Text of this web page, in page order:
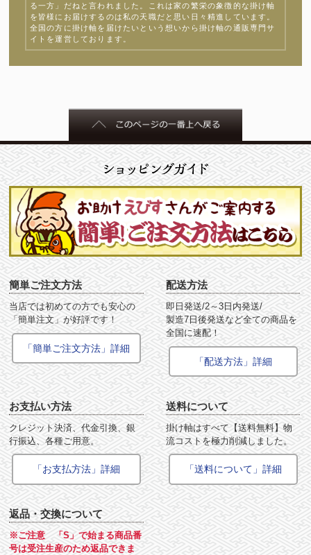
る一方」だねと言われました。これは家の繁栄の象徴的な掛け軸
を皆様にお届けするのは私の天職だと思い日々精進しています。
全国の方に掛け軸を届けたいという想いから掛け軸の通販専門サ
イトを運営しております。
簡単ご注文方法
当店では初めての方でも安心の
「簡単注文」が好評です！
「簡単ご注文方法」詳細
配送方法
即日発送/2～3日内発送/
製造7日後発送など全ての商品を
全国に速配！
「配送方法」詳細
お支払い方法
クレジット決済、代金引換、銀
行振込、各種ご用意。
「お支払方法」詳細
送料について
掛け軸はすべて【送料無料】物
流コストを極力削減しました。
「送料について」詳細
返品・交換について
※ご注意 「S」で始まる商品番
号は受注生産のため返品できま